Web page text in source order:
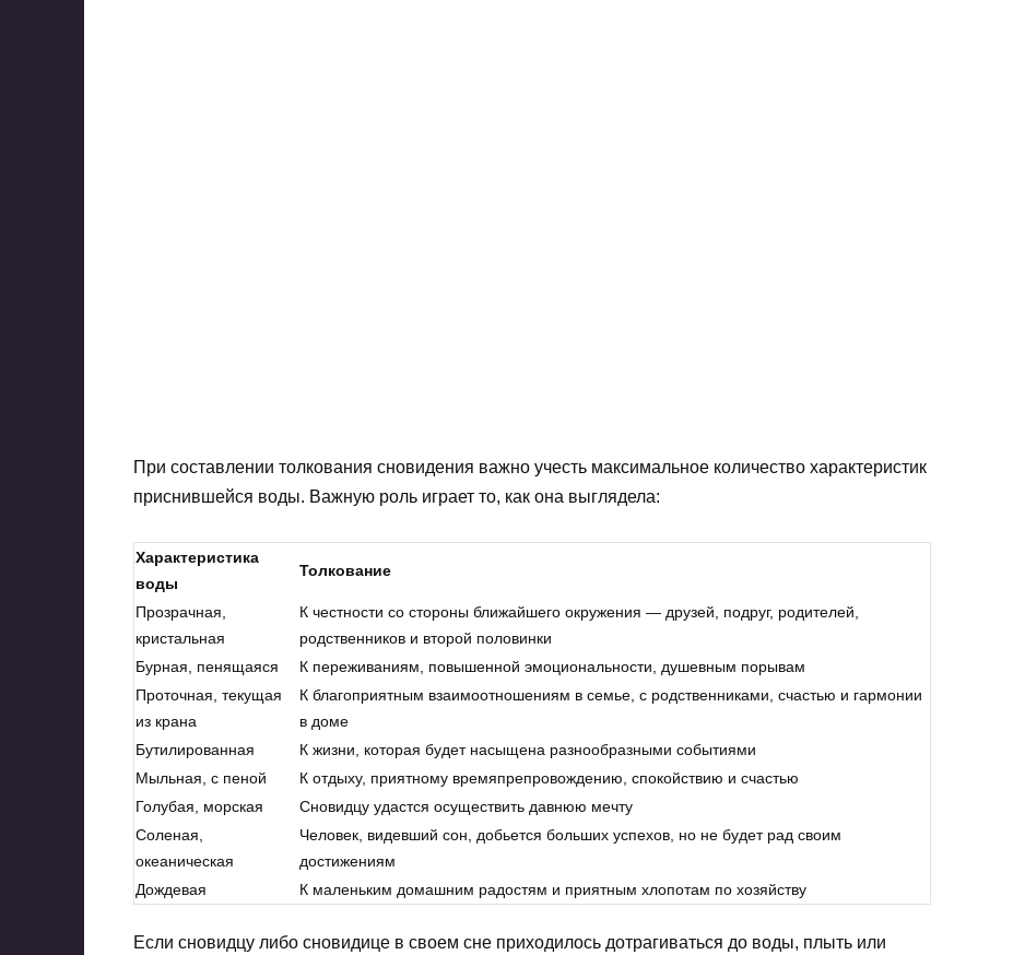
При составлении толкования сновидения важно учесть максимальное количество характеристик
приснившейся воды. Важную роль играет то, как она выглядела:
Характеристика
воды
Толкование
Прозрачная,
кристальная
К честности со стороны ближайшего окружения — друзей, подруг, родителей,
родственников и второй половинки
Бурная, пенящаяся
К переживаниям, повышенной эмоциональности, душевным порывам
Проточная, текущая
из крана
К благоприятным взаимоотношениям в семье, с родственниками, счастью и гармонии
в доме
Бутилированная
К жизни, которая будет насыщена разнообразными событиями
Мыльная, с пеной
К отдыху, приятному времяпрепровождению, спокойствию и счастью
Голубая, морская
Сновидцу удастся осуществить давнюю мечту
Соленая,
океаническая
Человек, видевший сон, добьется больших успехов, но не будет рад своим
достижениям
Дождевая
К маленьким домашним радостям и приятным хлопотам по хозяйству
Если сновидцу либо сновидице в своем сне приходилось дотрагиваться до воды, плыть или